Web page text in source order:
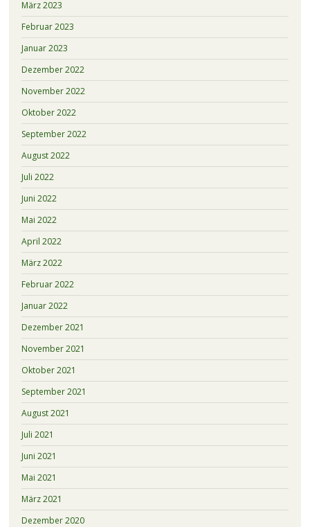
März 2023
Februar 2023
Januar 2023
Dezember 2022
November 2022
Oktober 2022
September 2022
August 2022
Juli 2022
Juni 2022
Mai 2022
April 2022
März 2022
Februar 2022
Januar 2022
Dezember 2021
November 2021
Oktober 2021
September 2021
August 2021
Juli 2021
Juni 2021
Mai 2021
März 2021
Dezember 2020